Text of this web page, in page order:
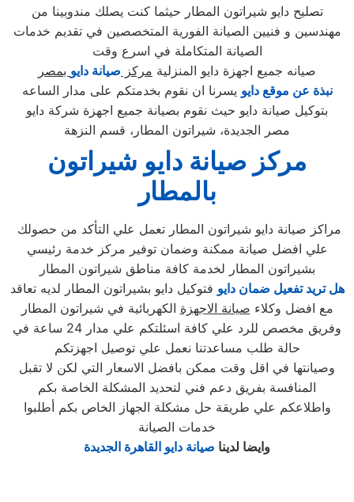
تصليح دايو شيراتون المطار حيثما كنت يصلك مندوبينا من
مهندسين و فنيين الصيانة الفورية المتخصصين في تقديم خدمات
الصيانة المتكاملة في اسرع وقت
صيانه جميع اجهزة دايو المنزلية مركز صيانة دايو بمصر
نبذة عن موقع دايو يسرنا ان نقوم بخدمتكم على مدار الساعه
بتوكيل صيانة دايو حيث نقوم بصيانة جميع اجهزة شركة دايو
مصر الجديدة، شيراتون المطار، قسم النزهة
مركز صيانة دايو شيراتون
بالمطار
علي افضل صيانة ممكنة وضمان توفير مركز خدمة رئيسي
بشيراتون المطار لخدمة كافة مناطق شيراتون المطار
هل تريد تفعيل ضمان دايو فتوكيل دايو بشيراتون المطار لديه تعاقد
مع افضل وكلاء صيانة الاجهزة الكهربائية في شيراتون المطار
وفريق مخصص للرد علي كافة اسئلتكم علي مدار 24 ساعة في
حالة طلب مساعدتنا نعمل علي توصيل اجهزتكم
وصيانتها في اقل وقت ممكن بافضل الاسعار التي لكن لا تقبل
المنافسة بفريق دعم فني لتحديد المشكلة الخاصة بكم
واطلاعكم علي طريقة حل مشكلة الجهاز الخاص بكم أطلبوا
خدمات الصيانة
وايضا لدينا صيانة دايو القاهرة الجديدة